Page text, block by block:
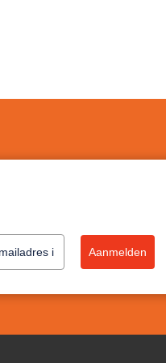
Voor iedere levensfase en
droog- en natvoer met unieke
persoonlijk advies en natuurlijk
Hondjekoek app
? Dan kies je
Aanmelden